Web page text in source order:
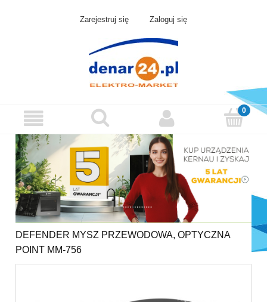
Zarejestruj się Zaloguj się
DEFENDER MYSZ PRZEWODOWA, OPTYCZNA
POINT MM-756